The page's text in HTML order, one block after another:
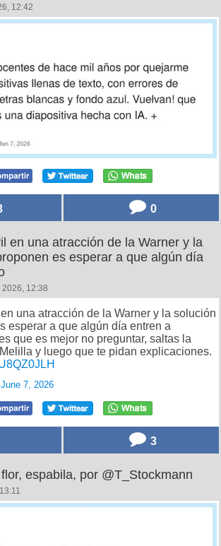
12:42
0
en una atracción de la Warner y la
es esperar a que algún día
12:38
una atracción de la Warner y la solución
esperar a que algún día entren a
que es mejor no preguntar, saltas la
y luego que te pidan explicaciones.
June 7, 2026
3
espabila, por @T_Stockmann